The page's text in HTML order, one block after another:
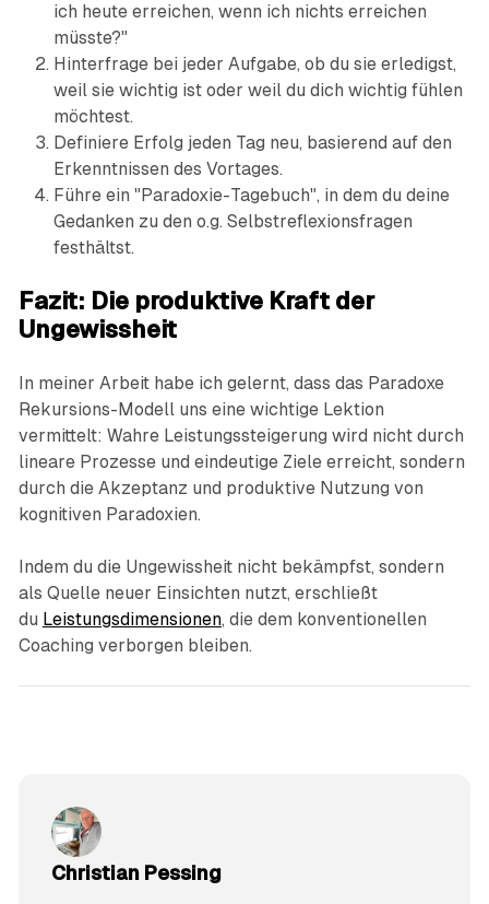
ich heute erreichen, wenn ich nichts erreichen
müsste?"
Hinterfrage bei jeder Aufgabe, ob du sie erledigst,
weil sie wichtig ist oder weil du dich wichtig fühlen
möchtest.
Definiere Erfolg jeden Tag neu, basierend auf den
Erkenntnissen des Vortages.
Führe ein "Paradoxie-Tagebuch", in dem du deine
Gedanken zu den o.g. Selbstreflexionsfragen
festhältst.
Fazit: Die produktive Kraft der
Ungewissheit
In meiner Arbeit habe ich gelernt, dass das Paradoxe
Rekursions-Modell uns eine wichtige Lektion
vermittelt: Wahre Leistungssteigerung wird nicht durch
lineare Prozesse und eindeutige Ziele erreicht, sondern
durch die Akzeptanz und produktive Nutzung von
kognitiven Paradoxien.
Indem du die Ungewissheit nicht bekämpfst, sondern
als Quelle neuer Einsichten nutzt, erschließt
du Leistungsdimensionen, die dem konventionellen
Coaching verborgen bleiben.
Christian Pessing